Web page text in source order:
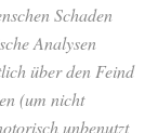
Schaden
Analysen
über den Feind
(um nicht
unbenutzt